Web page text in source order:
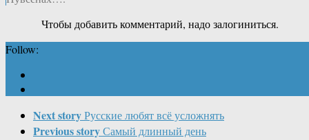
Чтобы добавить комментарий, надо залогиниться.
Follow:
Next storyРусские любят всё усложнять
Previous storyСамый длинный день